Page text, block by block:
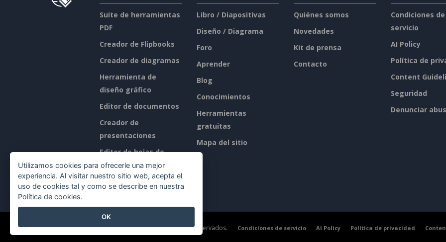
Suite de herramientas
PDF
Creador de Flipbooks
Creador de diagramas
Herramienta de
diseño gráfico
Editor de documentos
Creador de
presentaciones
Editor de hojas de
cálculo
Precios
Libro / Diapositivas
Diseño / Diagrama
Foro
Aprender
Blog
Conocimientos
Herramientas
gratuitas
Mapa del sitio
Quiénes somos
Novedades
Kit de prensa
Contacto
Condiciones de
servicio
AI Policy
Política de
Content
Seguridad
Denunciar
©2026 by Visual Paradigm. Todos los derechos reservados. Condiciones de servicio AI Policy Política de privacidad
Utilizamos cookies para ofrecerle una mejor
experiencia. Al visitar nuestro sitio web, acepta el
uso de cookies tal y como se describe en nuestra
Política de cookies.
OK